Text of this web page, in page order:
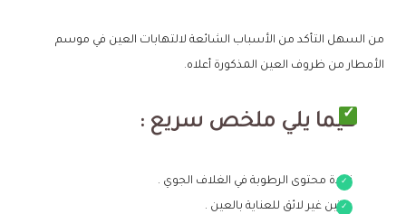
من السهل التأكد من الأسباب الشائعة لالتهابات العين في موسم
الأمطار من ظروف العين المذكورة أعلاه.
فيما يلي ملخص سريع :
زيادة محتوى الرطوبة في الغلاف الجوي .
روتين غير لائق للعناية بالعين .